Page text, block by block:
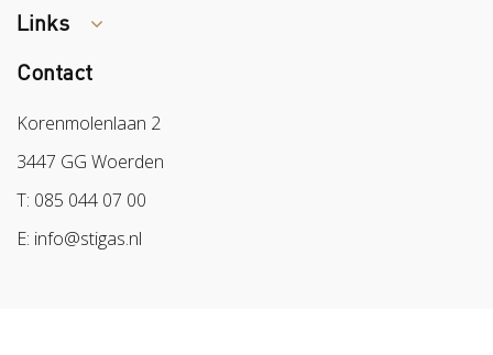
Tips arbocatalogus?
Links
Colland
Sazas
BPL
Arbeidsmarkt
Contact
Korenmolenlaan 2
3447 GG Woerden
T: 085 044 07 00
E: info@stigas.nl